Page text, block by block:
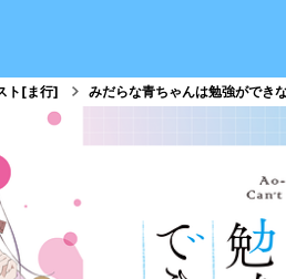
ト[ま行] みだらな青ちゃんは勉強ができ